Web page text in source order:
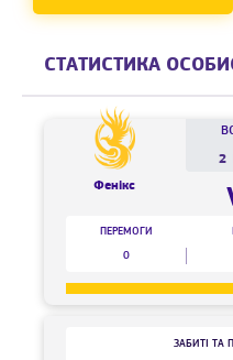
СТАТИСТИКА
Фенікс
2
ПЕРЕМОГИ
0
ЗАБИТІ ТА